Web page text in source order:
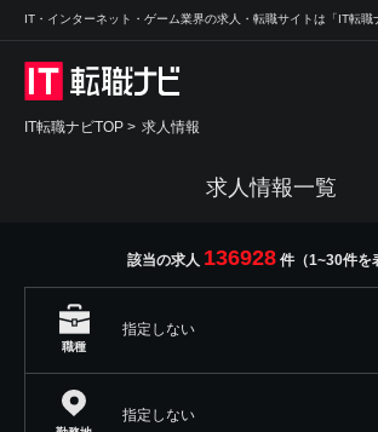
IT・インターネット・ゲーム業界の求人・転職サイトは「IT転職
IT転職ナビTOP > 求人情報
求人情報一覧
該当の求人 136928 件（1~30件を
職種
指定しない
指定しない